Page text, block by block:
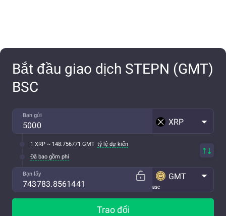
Bắt đầu giao dịch STEPN (GMT)
BSC
Bạn gửi
XRP
1 XRP ~ 148.756771 GMT tỷ lệ dự kiến
Đã bao gồm phí
Bạn lấy
BSC
GMT
Trao đổi